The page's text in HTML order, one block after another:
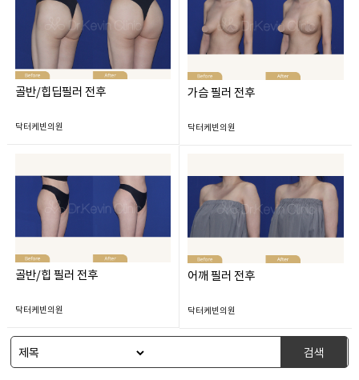
골반/힙딥필러 전후
닥터케빈의원
가슴 필러 전후
닥터케빈의원
골반/힙 필러 전후
닥터케빈의원
어깨 필러 전후
닥터케빈의원
검색